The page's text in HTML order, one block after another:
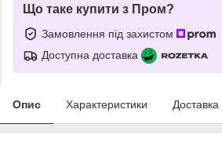
Що таке купити з Пром?
Замовлення під захистом
Доступна доставка
Опис Характеристики Доставка